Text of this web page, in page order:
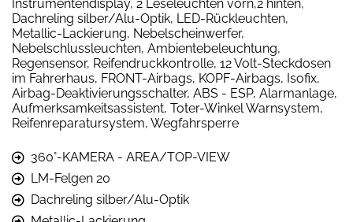
Instrumentendisplay, 2 Leseleuchten vorn,2 hinten,
Dachreling silber/Alu-Optik, LED-Rückleuchten,
Metallic-Lackierung, Nebelscheinwerfer,
Nebelschlussleuchten, Ambientebeleuchtung,
Regensensor, Reifendruckkontrolle, 12 Volt-Steckdosen
im Fahrerhaus, FRONT-Airbags, KOPF-Airbags, Isofix,
Airbag-Deaktivierungsschalter, ABS - ESP, Alarmanlage,
Aufmerksamkeitsassistent, Toter-Winkel Warnsystem,
Reifenreparatursystem, Wegfahrsperre
360°-KAMERA - AREA/TOP-VIEW
LM-Felgen 20
Dachreling silber/Alu-Optik